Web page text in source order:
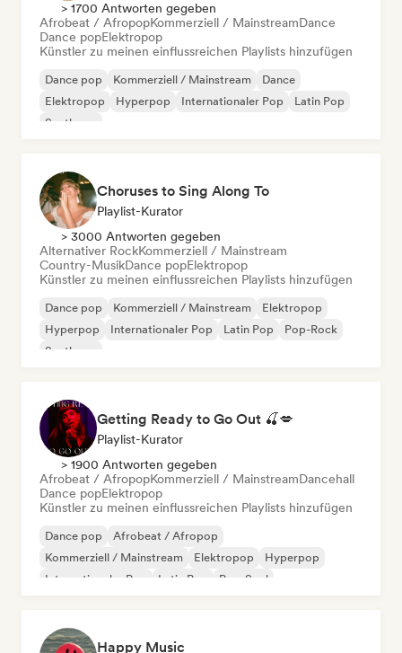
> 1700 Antworten gegeben
Afrobeat / AfropopKommerziell / MainstreamDance
Dance popElektropop
Künstler zu meinen einflussreichen Playlists hinzufügen
Dance pop Kommerziell / Mainstream
Dance
Elektropop
Hyperpop Internationaler Pop
Latin Pop
Synthpop
Choruses to Sing Along To
Playlist-Kurator
> 3000 Antworten gegeben
Alternativer RockKommerziell / Mainstream
Country-MusikDance popElektropop
Künstler zu meinen einflussreichen Playlists hinzufügen
Dance pop Kommerziell / Mainstream
Elektropop
Hyperpop
Internationaler Pop Latin Pop
Pop-Rock
Synthpop
Getting Ready to Go Out 🍒💋
Playlist-Kurator
> 1900 Antworten gegeben
Afrobeat / AfropopKommerziell / MainstreamDancehall
Dance popElektropop
Künstler zu meinen einflussreichen Playlists hinzufügen
Dance pop
Afrobeat / Afropop
Kommerziell / Mainstream
Elektropop
Hyperpop
Internationaler Pop
Latin Pop Pop-Soul
Happy Music